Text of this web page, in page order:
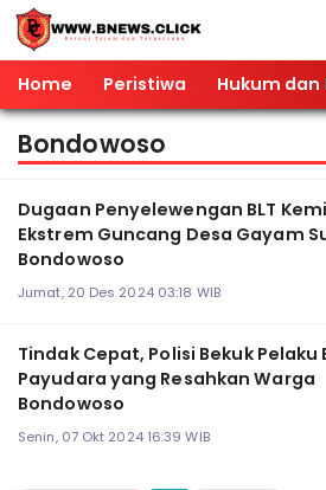
Home Peristiwa Hukum dan
Bondowoso
Dugaan Penyelewengan BLT
Ekstrem Guncang Desa Gayam
Bondowoso
Jumat, 20 Des 2024 03:18 WIB
Tindak Cepat, Polisi Bekuk Pelaku
Payudara yang Resahkan Warga
Bondowoso
Senin, 07 Okt 2024 16:39 WIB